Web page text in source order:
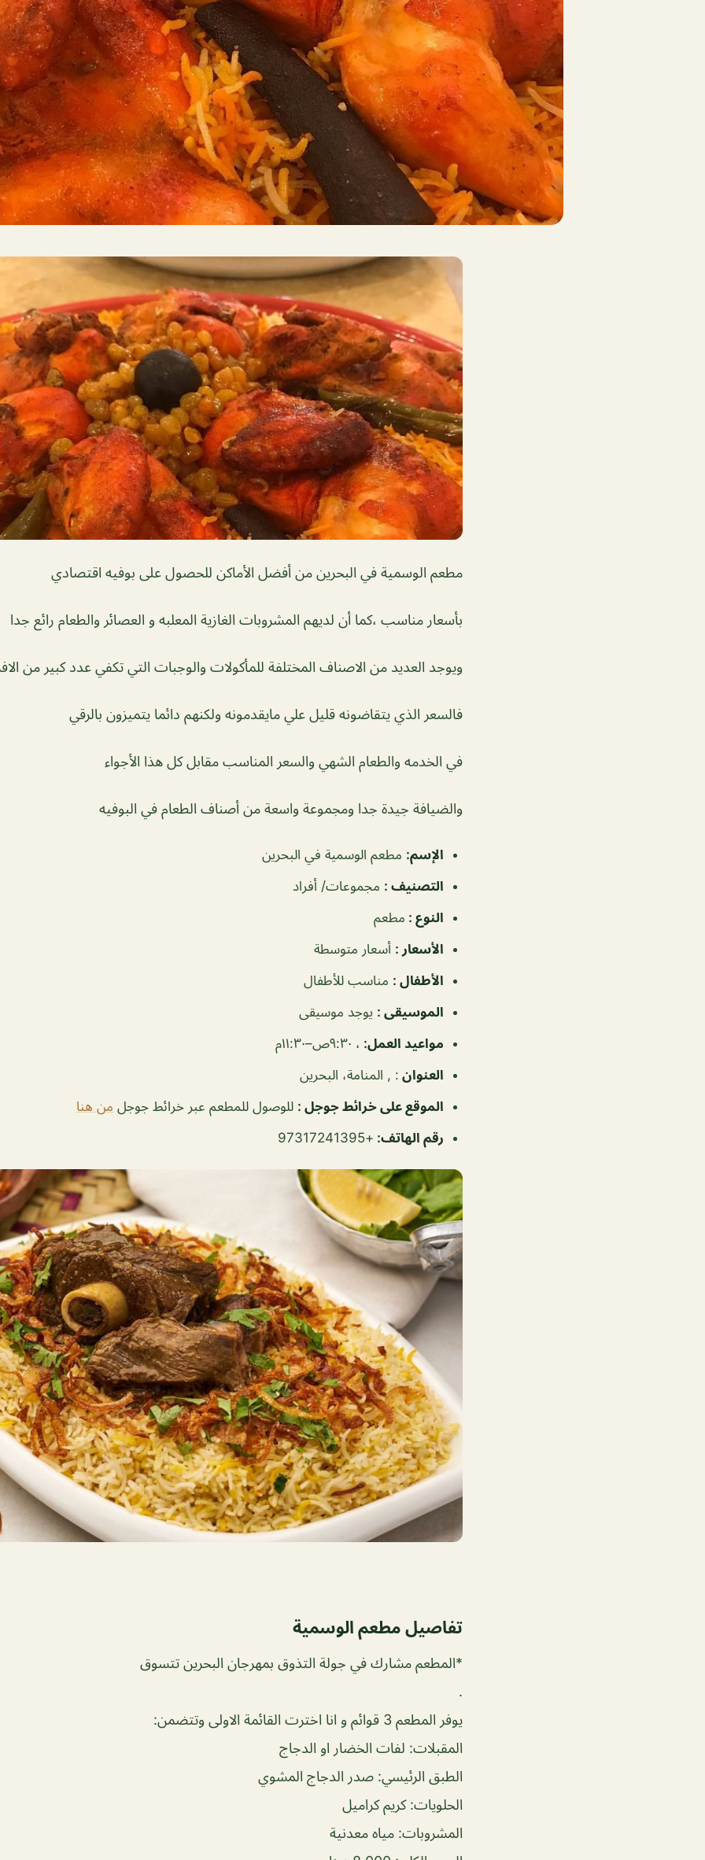
مطعم الوسمية في البحرين من أفضل الأماكن للحصول على بوفيه اقتصادي
بأسعار مناسب ،كما أن لديهم المشروبات الغازية المعلبه و العصائر والطعام رائع جدا
ويوجد العديد من الاصناف المختلفة للمأكولات والوجبات التي تكفي عدد كبير من
فالسعر الذي يتقاضونه قليل علي مايقدمونه ولكنهم دائما يتميزون بالرقي
في الخدمه والطعام الشهي والسعر المناسب مقابل كل هذا الأجواء
والضيافة جيدة جدا ومجموعة واسعة من أصناف الطعام في البوفيه
الإسم: مطعم الوسمية في البحرين
التصنيف : مجموعات/ أفراد
النوع : مطعم
الأسعار : أسعار متوسطة
الأطفال : مناسب للأطفال
الموسيقى : يوجد موسيقى
مواعيد العمل: ، ٩:٣٠ص–١١:٣٠م
العنوان : , المنامة، البحرين
الموقع على خرائط جوجل : للوصول للمطعم عبر خرائط جوجل من هنا
رقم الهاتف: +97317241395
تفاصيل مطعم الوسمية
*المطعم مشارك في جولة التذوق بمهرجان البحرين تتسوق
.
يوفر المطعم 3 قوائم و انا اخترت القائمة الاولى وتتضمن:
المقبلات: لفات الخضار او الدجاج
الطبق الرئيسي: صدر الدجاج المشوي
الحلويات: كريم كراميل
المشروبات: مياه معدنية